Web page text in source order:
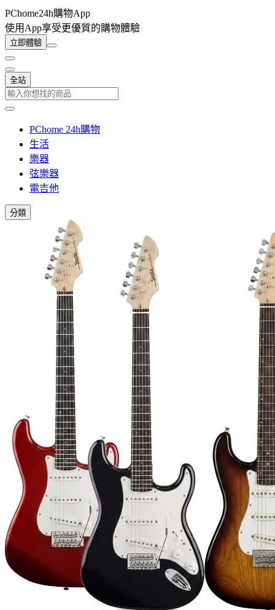
PChome24h購物App
使用App享受更優質的購物體驗
立即體驗
全站
PChome 24h購物
生活
樂器
弦樂器
電吉他
分類